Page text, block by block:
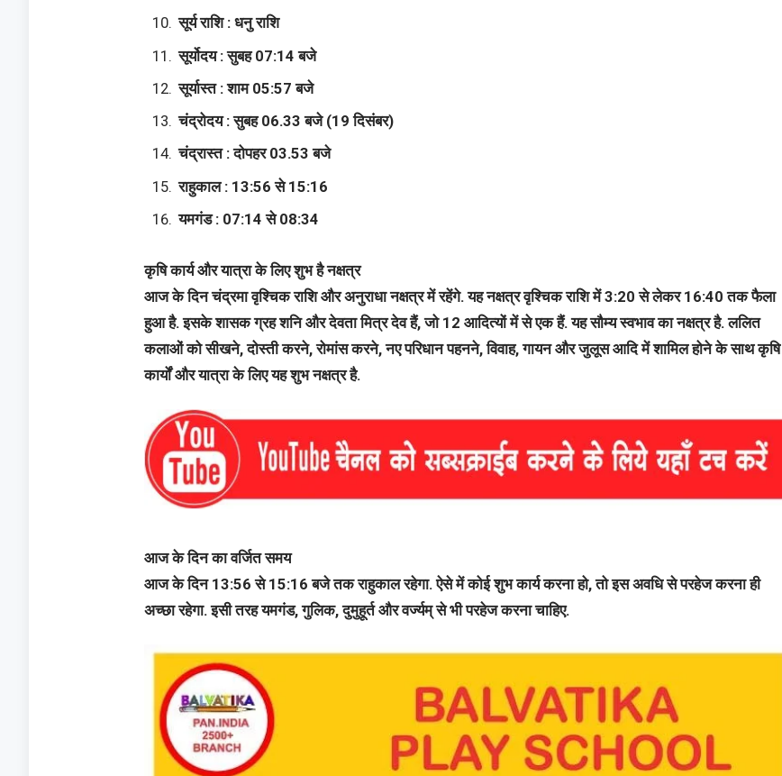
सूर्य राशि : धनु राशि
सूर्योदय : सुबह 07:14 बजे
सूर्यास्त : शाम 05:57 बजे
चंद्रोदय : सुबह 06.33 बजे (19 दिसंबर)
चंद्रास्त : दोपहर 03.53 बजे
राहुकाल : 13:56 से 15:16
यमगंड : 07:14 से 08:34
कृषि कार्य और यात्रा के लिए शुभ है नक्षत्र
आज के दिन चंद्रमा वृश्चिक राशि और अनुराधा नक्षत्र में रहेंगे. यह नक्षत्र वृश्चिक राशि में 3:20 से लेकर 16:40 तक फैला
हुआ है. इसके शासक ग्रह शनि और देवता मित्र देव हैं, जो 12 आदित्यों में से एक हैं. यह सौम्य स्वभाव का नक्षत्र है. ललित
कलाओं को सीखने, दोस्ती करने, रोमांस करने, नए परिधान पहनने, विवाह, गायन और जुलूस आदि में शामिल होने के साथ कृषि
कार्यों और यात्रा के लिए यह शुभ नक्षत्र है.
आज के दिन का वर्जित समय
आज के दिन 13:56 से 15:16 बजे तक राहुकाल रहेगा. ऐसे में कोई शुभ कार्य करना हो, तो इस अवधि से परहेज करना ही
अच्छा रहेगा. इसी तरह यमगंड, गुलिक, दुमुहूर्त और वर्ज्यम् से भी परहेज करना चाहिए.